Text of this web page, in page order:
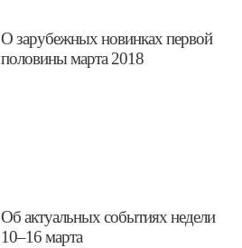
​О зарубежных новинках первой
половины марта 2018
​Об актуальных событиях недели
10–16 марта